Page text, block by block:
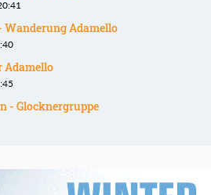
Wanderung Adamello
Adamello
- Glocknergruppe